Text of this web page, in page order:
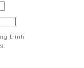
trình